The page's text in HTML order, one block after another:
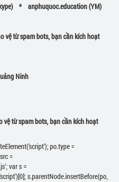
* anphuquoc.education (YM)
vệ từ spam bots, bạn cần kích hoạt
Ninh
vệ từ spam bots, bạn cần kích hoạt
po.type =
=
var s =
s.parentNode.insertBefore(po,